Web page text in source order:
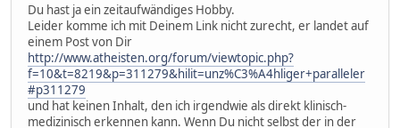
Du hast ja ein zeitaufwändiges Hobby.
Leider komme ich mit Deinem Link nicht zurecht, er landet auf
einem Post von Dir
http://www.atheisten.org/forum/viewtopic.php?
f=10&t=8219&p=311279&hilit=unz%C3%A4hliger+paralleler
#p311279
und hat keinen Inhalt, den ich irgendwie als direkt klinisch-
medizinisch erkennen kann. Wenn Du nicht selbst der in der